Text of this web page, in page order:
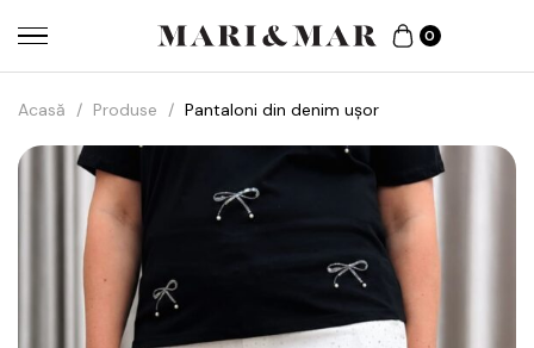
0
Acasă / Produse / Pantaloni din denim ușor